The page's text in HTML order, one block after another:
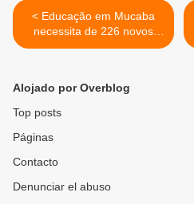
< Educação em Mucaba
necessita de 226 novos
professores
Alojado por Overblog
Top posts
Páginas
Contacto
Denunciar el abuso